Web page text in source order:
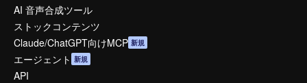
AI 音声合成ツール
ストックコンテンツ
Claude/ChatGPT向けMCP 新規
エージェント 新規
API